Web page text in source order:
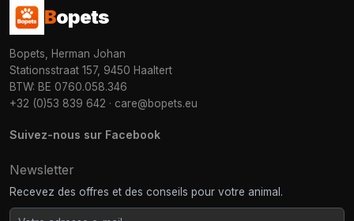
Bopets
Bopets, Herman Johan
Stationsstraat 157, 9450 Haaltert
BTW: BE 0760.058.346
+32 (0)53 839 642 · care@bopets.eu
Suivez-nous sur Facebook
Newsletter
Recevez des offres et des conseils pour votre animal.